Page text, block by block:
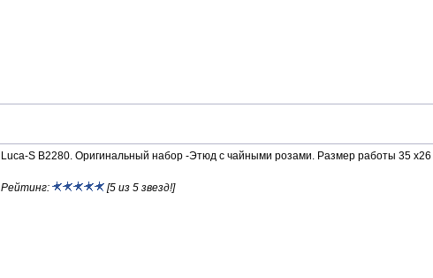
Luca-S B2280. Оригинальный набор -Этюд с чайными розами. Размер работы 35
Рейтинг: [5 из 5 звезд!]